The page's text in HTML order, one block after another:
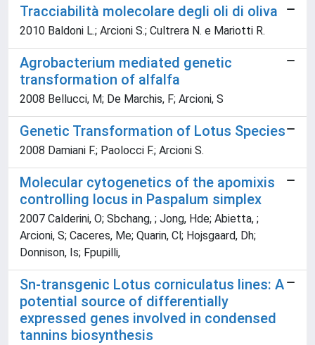
Tracciabilità molecolare degli oli di oliva
2010 Baldoni L.; Arcioni S.; Cultrera N. e Mariotti R.
Agrobacterium mediated genetic
transformation of alfalfa
2008 Bellucci, M; De Marchis, F; Arcioni, S
Genetic Transformation of Lotus Species
2008 Damiani F.; Paolocci F.; Arcioni S.
Molecular cytogenetics of the apomixis
controlling locus in Paspalum simplex
2007 Calderini, O; Sbchang, ; Jong, Hde; Abietta, ;
Arcioni, S; Caceres, Me; Quarin, Cl; Hojsgaard, Dh;
Donnison, Is; Fpupilli,
Sn-transgenic Lotus corniculatus lines: A
potential source of differentially
expressed genes involved in condensed
tannins biosynthesis